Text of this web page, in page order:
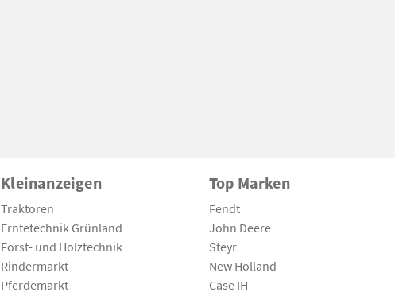
Kleinanzeigen
Traktoren
Erntetechnik Grünland
Forst- und Holztechnik
Rindermarkt
Pferdemarkt
Top Marken
Fendt
John Deere
Steyr
New Holland
Case IH